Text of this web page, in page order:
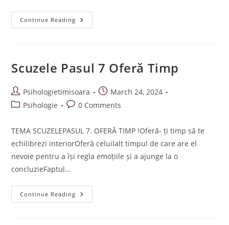
Continue Reading Scuzele
Pasul
Obicei
Scuzele Pasul 7 Oferă Timp
Post
author:
Psihologietimisoara
Post
published:
March 24, 2024
PostPsihologie
Post0 Comments
TEMA SCUZELEPASUL 7. OFERĂ TIMP !Oferă- ți timp să te
echilibrezi interiorOferă celuilalt timpul de care are el
nevoie pentru a își regla emoțiile și a ajunge la o
concluzieFaptul…
Continue Reading Scuzele
Pasul